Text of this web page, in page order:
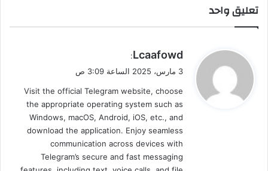
تعليق واحد
ي
ل
Lcaafowd
:
3 مارس، 2025 الساعة 3:09 ص
Visit the official Telegram website, choose
the appropriate operating system such as
Windows, macOS, Android, iOS, etc., and
download the application. Enjoy seamless
communication across devices with
Telegram’s secure and fast messaging